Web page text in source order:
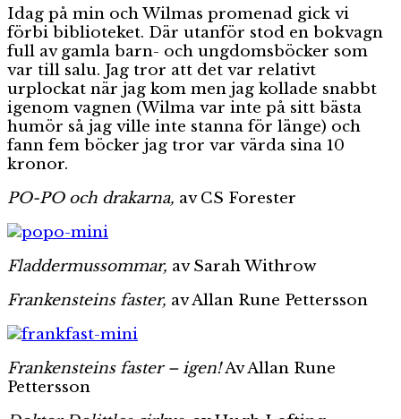
till
Idag på min och Wilmas promenad gick vi
förbi biblioteket. Där utanför stod en bokvagn
full av gamla barn- och ungdomsböcker som
var till salu. Jag tror att det var relativt
urplockat när jag kom men jag kollade snabbt
igenom vagnen (Wilma var inte på sitt bästa
humör så jag ville inte stanna för länge) och
fann fem böcker jag tror var värda sina 10
kronor.
PO-PO och drakarna, av CS Forester
Fladdermussommar, av Sarah Withrow
Frankensteins faster, av Allan Rune Pettersson
Frankensteins faster – igen!Av Allan Rune
Pettersson